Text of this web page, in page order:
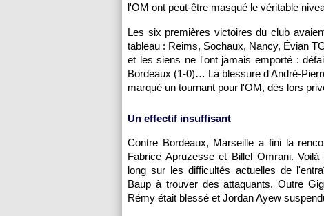
l'OM ont peut-être masqué le véritable
Les six premières victoires du club
tableau : Reims, Sochaux, Nancy, Évian
et les siens ne l'ont jamais emporté :
Bordeaux (1-0)… La blessure d'André-
marqué un tournant pour l'OM, dès lors
Un effectif insuffisant
Contre Bordeaux, Marseille a fini la
Fabrice Apruzesse et Billel Omrani.
long sur les difficultés actuelles de
Baup à trouver des attaquants. Outre
Rémy était blessé et Jordan Ayew